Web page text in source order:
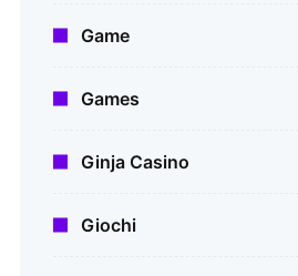
Game
Games
Ginja Casino
Giochi